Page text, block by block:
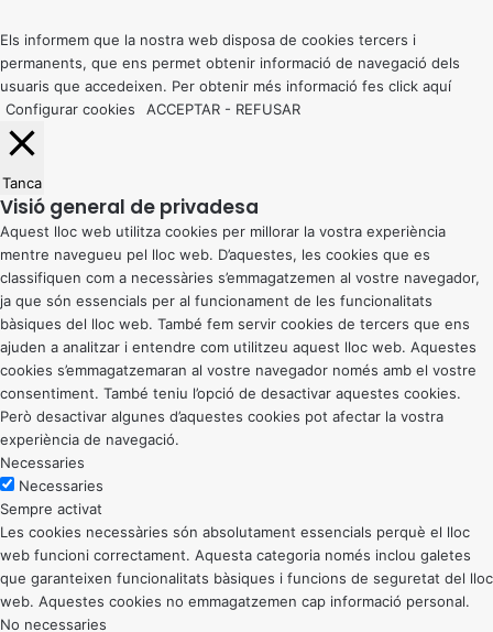
button
Els informem que la nostra web disposa de cookies tercers i
permanents, que ens permet obtenir informació de navegació dels
usuaris que accedeixen. Per obtenir més informació fes click aquí
Configurar cookies
ACCEPTAR - REFUSAR
Tanca
Visió general de privadesa
Aquest lloc web utilitza cookies per millorar la vostra experiència
mentre navegueu pel lloc web. D’aquestes, les cookies que es
classifiquen com a necessàries s’emmagatzemen al vostre navegador,
ja que són essencials per al funcionament de les funcionalitats
bàsiques del lloc web. També fem servir cookies de tercers que ens
ajuden a analitzar i entendre com utilitzeu aquest lloc web. Aquestes
cookies s’emmagatzemaran al vostre navegador només amb el vostre
consentiment. També teniu l’opció de desactivar aquestes cookies.
Però desactivar algunes d’aquestes cookies pot afectar la vostra
experiència de navegació.
Necessaries
Necessaries
Sempre activat
Les cookies necessàries són absolutament essencials perquè el lloc
web funcioni correctament. Aquesta categoria només inclou galetes
que garanteixen funcionalitats bàsiques i funcions de seguretat del lloc
web. Aquestes cookies no emmagatzemen cap informació personal.
No necessaries